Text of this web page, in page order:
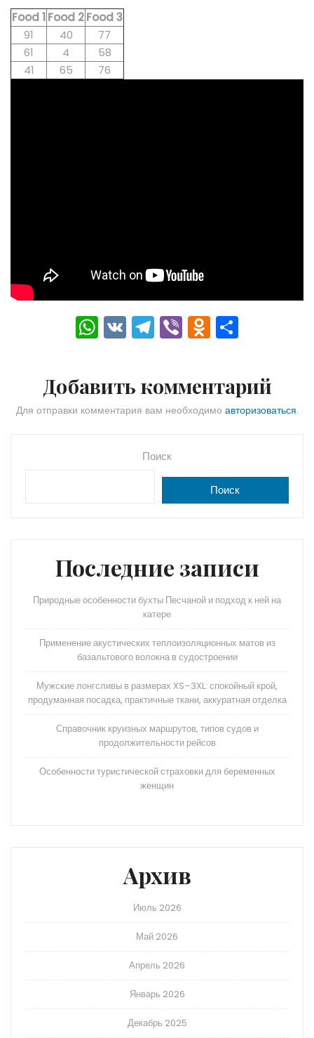
Food 1Food 2Food 3
91
40
77
61
4
58
41
65 76
W
h
ts
A
V
K
T
el
gr
a
Vi
b
O
d
o
kl
s
ni
а
в
Добавить комментарий
Для отправки комментария вам необходимо авторизоваться.
Поиск
Поиск
Последние записи
Природные особенности бухты Песчаной и подход к ней на
катере
Применение акустических теплоизоляционных матов из
базальтового волокна в судостроении
Мужские лонгсливы в размерах XS–3XL: спокойный крой,
продуманная посадка, практичные ткани, аккуратная отделка
Справочник круизных маршрутов, типов судов и
продолжительности рейсов
Особенности туристической страховки для беременных
женщин
Архив
Июль 2026
Май 2026
Апрель 2026
Январь 2026
Декабрь 2025